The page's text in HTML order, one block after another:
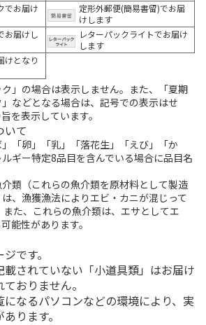
でお届け
定形外郵便(簡易書留)でお届
けします
お届けし
レターパックライトでお届け
します
けとなり
」の場合は表示しません。また、「夏期
などとなる場合は、記号での表示はせ
を表示しています。
いて
「卵」「乳」「落花生」「えび」「か
ギー特定8品目を含んでいる場合に品目名
類（これらの魚介類を原材料として製造
、漁獲漁法によりエビ・カニが混じって
た、これらの魚介類は、エサとしてエ
能性があります。
です。
載されていない「小道具類」はお届け
おりません。
になるパソコンなどの環境により、実
ります。